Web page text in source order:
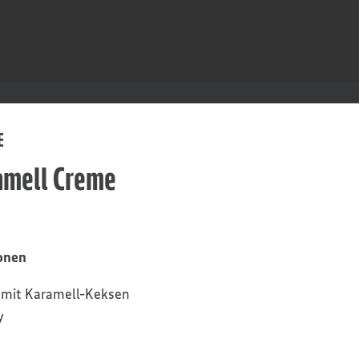
Creme
Karamell-Keksen